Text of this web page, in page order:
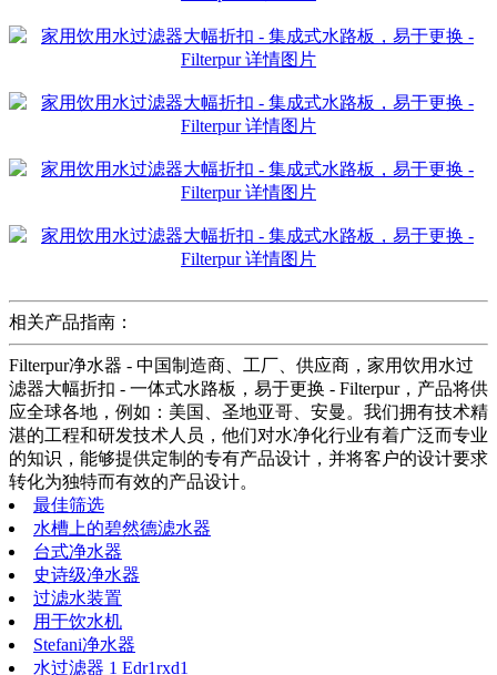
相关产品指南：
Filterpur净水器 - 中国制造商、工厂、供应商，家用饮用水过
滤器大幅折扣 - 一体式水路板，易于更换 - Filterpur，产品将供
应全球各地，例如：美国、圣地亚哥、安曼。我们拥有技术精
湛的工程和研发技术人员，他们对水净化行业有着广泛而专业
的知识，能够提供定制的专有产品设计，并将客户的设计要求
转化为独特而有效的产品设计。
最佳筛选
水槽上的碧然德滤水器
台式净水器
史诗级净水器
过滤水装置
用于饮水机
Stefani净水器
水过滤器 1 Edr1rxd1